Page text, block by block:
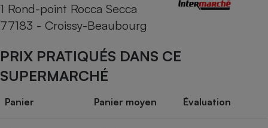
1 Rond-point Rocca Secca
77183 - Croissy-Beaubourg
PRIX PRATIQUÉS DANS CE
SUPERMARCHÉ
Panier Panier moyen Évaluation